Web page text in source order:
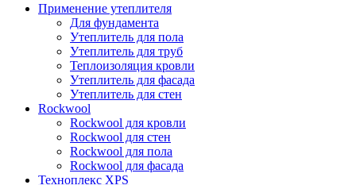
Применение утеплителя
Для фундамента
Утеплитель для пола
Утеплитель для труб
Теплоизоляция кровли
Утеплитель для фасада
Утеплитель для стен
Rockwool
Rockwool для кровли
Rockwool для стен
Rockwool для пола
Rockwool для фасада
Техноплекс XPS